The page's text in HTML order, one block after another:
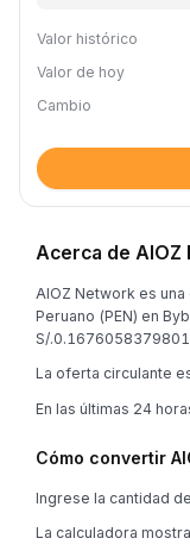
Valor histórico
Valor de hoy
Cambio
Acerca de AIOZ
AIOZ Network es
Peruano (PEN) en
S/
La oferta circulante
En las últimas 24
Cómo convertir
Ingrese la cantidad
La calculadora